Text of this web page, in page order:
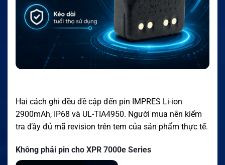
Hai cách ghi đều đề cập đến pin IMPRES Li-ion
2900mAh, IP68 và UL-TIA4950. Người mua nên kiểm
tra đầy đủ mã revision trên tem của sản phẩm thực tế.
Không phải pin cho XPR 7000e Series